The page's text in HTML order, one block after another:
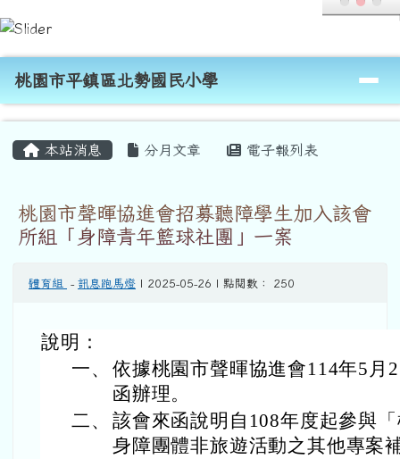
跳至主內容區
桃園市平鎮區北勢國民小學
導覽列
桃園市平鎮區北勢國民小學
本站消息 分月文章 電子報列表
桃園市聲暉協進會招募聽障學生加入該會
所組「身障青年籃球社團」一案
體育組 - 訊息跑馬燈 | 2025-05-26 | 點閱數： 250
說明：
一、 依據桃園市聲暉協進會114年5月
函辦理。
二、 該會來函說明自108年度起參與
身障團體非旅遊活動之其他專案